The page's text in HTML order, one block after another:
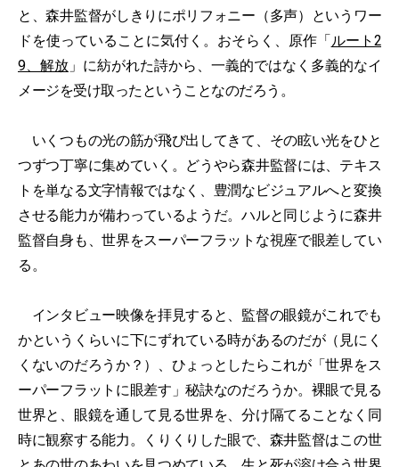
と、森井監督がしきりにポリフォニー（多声）というワー
ドを使っていることに気付く。おそらく、原作「ルート2
9、解放」に紡がれた詩から、一義的ではなく多義的なイ
メージを受け取ったということなのだろう。
いくつもの光の筋が飛び出してきて、その眩い光をひと
つずつ丁寧に集めていく。どうやら森井監督には、テキス
トを単なる文字情報ではなく、豊潤なビジュアルへと変換
させる能力が備わっているようだ。ハルと同じように森井
監督自身も、世界をスーパーフラットな視座で眼差してい
る。
インタビュー映像を拝見すると、監督の眼鏡がこれでも
かというくらいに下にずれている時があるのだが（見にく
くないのだろうか？）、ひょっとしたらこれが「世界をス
ーパーフラットに眼差す」秘訣なのだろうか。裸眼で見る
世界と、眼鏡を通して見る世界を、分け隔てることなく同
時に観察する能力。くりくりした眼で、森井監督はこの世